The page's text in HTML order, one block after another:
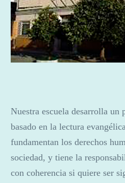
Nuestra escuela desarrolla un
basado en la lectura
fundamentan los derechos
sociedad, y tiene la
con coherencia si quiere ser